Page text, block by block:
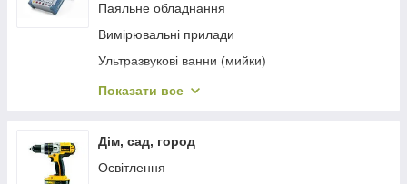
Автонавігатори
Система контролю тиску в шинах
Fm модулятори
Автомобільні пилососи
Автомобільні антени
Паяльне обладнання
Вимірювальні прилади
Ультразвукові ванни (мийки)
Мікроскопи
Інструмент для ремонту
Джерела живлення
Показати все
Дім, сад, город
Освітлення